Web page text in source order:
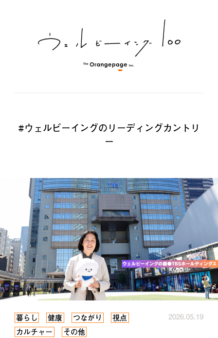
#ウェルビーイングのリーディングカントリ
ー
暮らし 健康 つながり
視点
カルチャー
その他
2026.05.19